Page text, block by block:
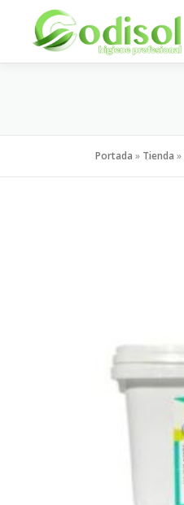
contenido
Portada » Tienda »